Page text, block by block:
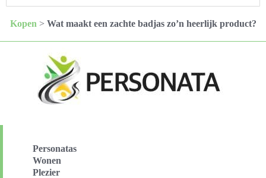
Kopen > Wat maakt een zachte badjas zo’n heerlijk product?
Personatas
Wonen
Plezier